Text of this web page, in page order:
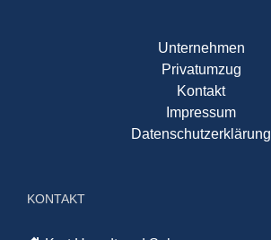
Unternehmen
Privatumzug
Kontakt
Impressum
Datenschutzerklärung
KONTAKT